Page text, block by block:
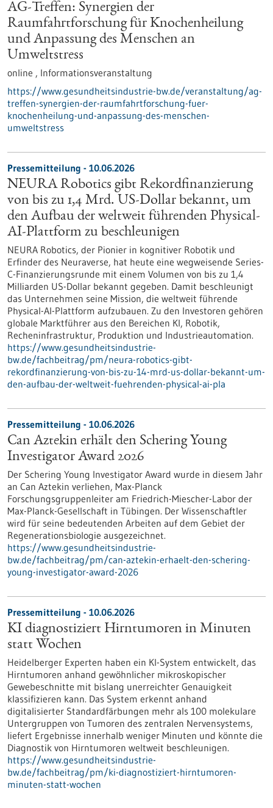
AG-Treffen: Synergien der
Raumfahrtforschung für Knochenheilung
und Anpassung des Menschen an
Umweltstress
online , Informationsveranstaltung
https://www.gesundheitsindustrie-bw.de/veranstaltung/ag-
treffen-synergien-der-raumfahrtforschung-fuer-
knochenheilung-und-anpassung-des-menschen-
umweltstress
Pressemitteilung - 10.06.2026
NEURA Robotics gibt Rekordfinanzierung
von bis zu 1,4 Mrd. US-Dollar bekannt, um
den Aufbau der weltweit führenden Physical-
AI-Plattform zu beschleunigen
NEURA Robotics, der Pionier in kognitiver Robotik und
Erfinder des Neuraverse, hat heute eine wegweisende Series-
C-Finanzierungsrunde mit einem Volumen von bis zu 1,4
Milliarden US-Dollar bekannt gegeben. Damit beschleunigt
das Unternehmen seine Mission, die weltweit führende
Physical-AI-Plattform aufzubauen. Zu den Investoren gehören
globale Marktführer aus den Bereichen KI, Robotik,
Recheninfrastruktur, Produktion und Industrieautomation.
https://www.gesundheitsindustrie-
bw.de/fachbeitrag/pm/neura-robotics-gibt-
rekordfinanzierung-von-bis-zu-14-mrd-us-dollar-bekannt-um-
den-aufbau-der-weltweit-fuehrenden-physical-ai-pla
Pressemitteilung - 10.06.2026
Can Aztekin erhält den Schering Young
Investigator Award 2026
Der Schering Young Investigator Award wurde in diesem Jahr
an Can Aztekin verliehen, Max-Planck
Forschungsgruppenleiter am Friedrich-Miescher-Labor der
Max-Planck-Gesellschaft in Tübingen. Der Wissenschaftler
wird für seine bedeutenden Arbeiten auf dem Gebiet der
Regenerationsbiologie ausgezeichnet.
https://www.gesundheitsindustrie-
bw.de/fachbeitrag/pm/can-aztekin-erhaelt-den-schering-
young-investigator-award-2026
Pressemitteilung - 10.06.2026
KI diagnostiziert Hirntumoren in Minuten
statt Wochen
Heidelberger Experten haben ein KI-System entwickelt, das
Hirntumoren anhand gewöhnlicher mikroskopischer
Gewebeschnitte mit bislang unerreichter Genauigkeit
klassifizieren kann. Das System erkennt anhand
digitalisierter Standardfärbungen mehr als 100 molekulare
Untergruppen von Tumoren des zentralen Nervensystems,
liefert Ergebnisse innerhalb weniger Minuten und könnte die
Diagnostik von Hirntumoren weltweit beschleunigen.
https://www.gesundheitsindustrie-
bw.de/fachbeitrag/pm/ki-diagnostiziert-hirntumoren-
minuten-statt-wochen